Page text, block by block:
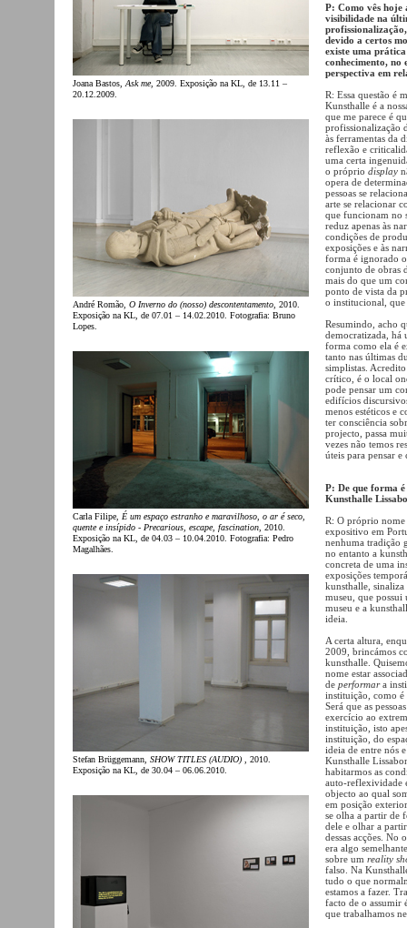
Joana Bastos, Ask me, 2009. Exposição na KL, de 13.11 –
20.12.2009.
André Romão, O Inverno do (nosso) descontentamento , 2010.
Exposição na KL, de 07.01 – 14.02.2010. Fotografia: Bruno
Lopes.
Carla Filipe, É um espaço estranho e maravilhoso, o ar é seco,
quente e insípido - Precarious, escape, fascination , 2010.
Exposição na KL, de 04.03 – 10.04.2010. Fotografia: Pedro
Magalhães.
Stefan Brüggemann, SHOW TITLES (AUDIO)
, 2010.
Exposição na KL, de 30.04 – 06.06.2010.
P: Como vês
visibilidade na
devido a certos
existe uma
conhecimento, no
perspectiva em
R: Essa questão é
Kunsthalle é a
que me parece é
profissionalização
às ferramentas da
reflexão e
uma certa
o próprio display
opera de
pessoas se
arte se relacionar
que funcionam no
reduz apenas às
condições de
exposições e às
forma é ignorado
conjunto de obras
mais do que um
ponto de vista da
o institucional, que
Resumindo, acho
democratizada, há
forma como ela é
tanto nas últimas
simplistas.
crítico, é o local
pode pensar um
edifícios
menos estéticos e
ter consciência
projecto, passa
vezes não temos
úteis para pensar
P: De que forma
Kunsthalle
R: O próprio
expositivo em
nenhuma tradição
no entanto a
concreta de uma
exposições
kunsthalle,
museu, que
museu e a
ideia.
A certa altura,
2009, brincámos
kunsthalle.
nome estar
de performara
instituição, como é
Será que as
exercício ao
instituição, isto
instituição, do
ideia de entre nós
Kunsthalle
habitarmos as
auto-reflexividade
objecto ao qual
em posição
se olha a partir de
dele e olhar a
dessas acções.
era algo
sobre um reality
falso. Na
tudo o que
estamos a fazer.
facto de o assumir
que trabalhamos